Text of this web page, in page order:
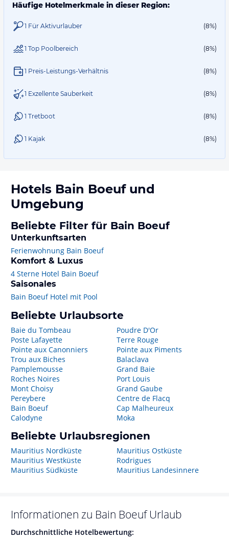
Häufige Hotelmerkmale in dieser Region:
1 Für Aktivurlauber (8%)
1 Top Poolbereich (8%)
1 Preis-Leistungs-Verhältnis (8%)
1 Exzellente Sauberkeit (8%)
1 Tretboot (8%)
1 Kajak (8%)
Hotels Bain Boeufund
Umgebung
Beliebte Filter für Bain Boeuf
Unterkunftsarten
Ferienwohnung Bain Boeuf
Komfort & Luxus
4 Sterne Hotel Bain Boeuf
Saisonales
Bain Boeuf Hotel mit Pool
Beliebte Urlaubsorte
Baie du Tombeau
Poste Lafayette
Pointe aux Canonniers
Trou aux Biches
Pamplemousse
Roches Noires
Mont Choisy
Pereybere
Bain Boeuf
Calodyne
Poudre D'Or
Terre Rouge
Pointe aux Piments
Balaclava
Grand Baie
Port Louis
Grand Gaube
Centre de Flacq
Cap Malheureux
Moka
Beliebte Urlaubsregionen
Mauritius Nordküste
Mauritius Westküste
Mauritius Südküste
Mauritius Ostküste
Rodrigues
Mauritius Landesinnere
Informationen zu Bain Boeuf Urlaub
Durchschnittliche Hotelbewertung: